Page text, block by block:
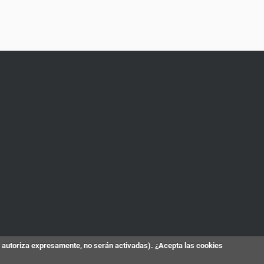
expresamente, no serán activadas). ¿Acepta las cookies